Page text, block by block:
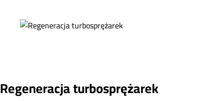
Regeneracja turbosprężarek